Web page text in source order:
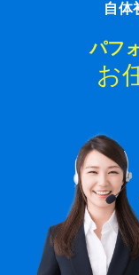
自体
パフ
お